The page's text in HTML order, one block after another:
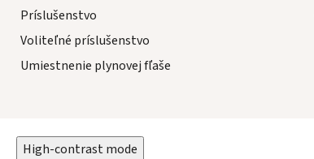
Príslušenstvo
Voliteľné príslušenstvo
Umiestnenie plynovej fľaše
High-contrast mode